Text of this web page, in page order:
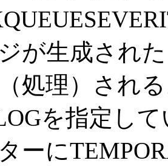
が生成され
処理）され
を指定し
ーに